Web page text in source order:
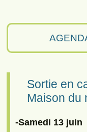
Sortie en
Maison du
-Samedi 13 juin